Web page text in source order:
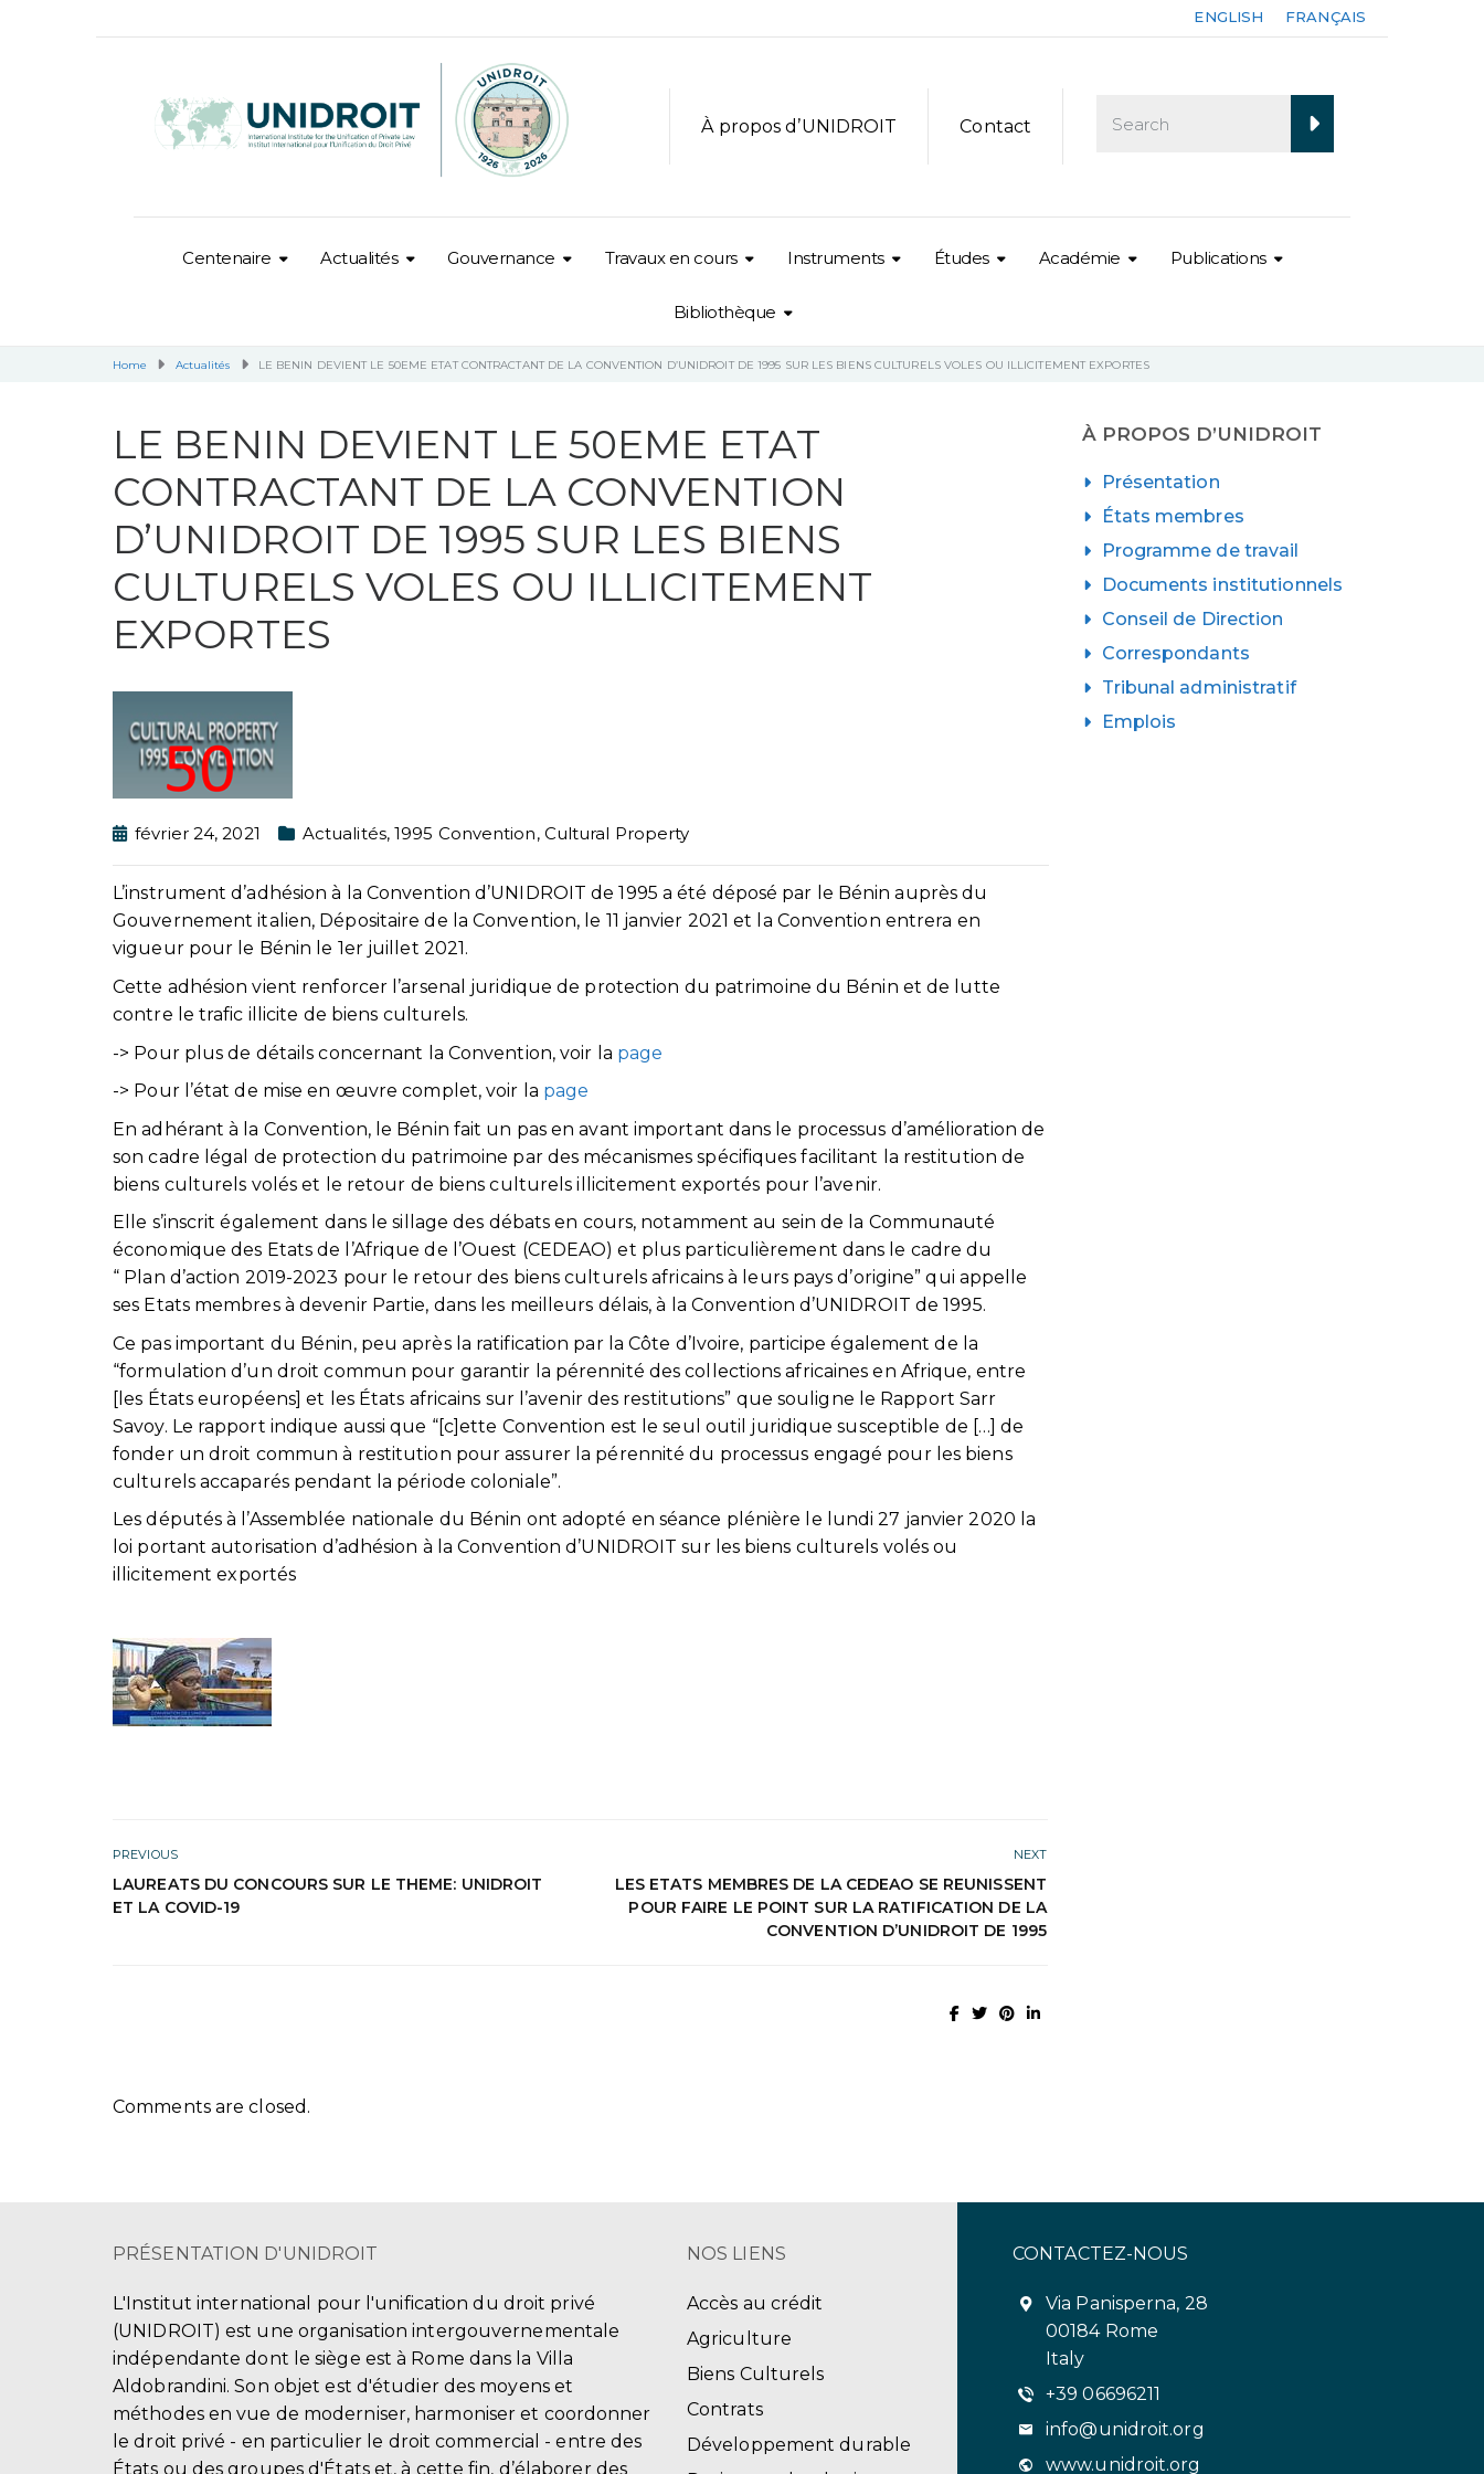
ENGLISH FRANÇAIS
À propos d’UNIDROIT Contact
Centenaire Actualités Gouvernance Travaux en cours Instruments Études Académie Publications
Bibliothèque
Home Actualités LE BENIN DEVIENT LE 50EME ETAT CONTRACTANT DE LA CONVENTION D’UNIDROIT DE 1995 SUR LES BIENS CULTURELS VOLES OU ILLICITEMENT EXPORTES
LE BENIN DEVIENT LE 50EME ETAT
CONTRACTANT DE LA CONVENTION
D’UNIDROIT DE 1995 SUR LES BIENS
CULTURELS VOLES OU ILLICITEMENT
EXPORTES
février 24, 2021 Actualités,1995 Convention, Cultural Property
L’instrument d’adhésion à la Convention d’UNIDROIT de 1995 a été déposé par le Bénin auprès du
Gouvernement italien, Dépositaire de la Convention, le 11 janvier 2021 et la Convention entrera en
vigueur pour le Bénin le 1er juillet 2021.
Cette adhésion vient renforcer l’arsenal juridique de protection du patrimoine du Bénin et de lutte
contre le trafic illicite de biens culturels.
-> Pour plus de détails concernant la Convention, voir la page
-> Pour l’état de mise en œuvre complet, voir la page
En adhérant à la Convention, le Bénin fait un pas en avant important dans le processus d’amélioration de
son cadre légal de protection du patrimoine par des mécanismes spécifiques facilitant la restitution de
biens culturels volés et le retour de biens culturels illicitement exportés pour l’avenir.
Elle s’inscrit également dans le sillage des débats en cours, notamment au sein de la Communauté
économique des Etats de l’Afrique de l’Ouest (CEDEAO) et plus particulièrement dans le cadre du
“ Plan d’action 2019-2023 pour le retour des biens culturels africains à leurs pays d’origine” qui appelle
ses Etats membres à devenir Partie, dans les meilleurs délais, à la Convention d’UNIDROIT de 1995.
Ce pas important du Bénin, peu après la ratification par la Côte d’Ivoire, participe également de la
“formulation d’un droit commun pour garantir la pérennité des collections africaines en Afrique, entre
[les États européens] et les États africains sur l’avenir des restitutions” que souligne le Rapport Sarr
Savoy. Le rapport indique aussi que “[c]ette Convention est le seul outil juridique susceptible de […] de
fonder un droit commun à restitution pour assurer la pérennité du processus engagé pour les biens
culturels accaparés pendant la période coloniale”.
Les députés à l’Assemblée nationale du Bénin ont adopté en séance plénière le lundi 27 janvier 2020 la
loi portant autorisation d’adhésion à la Convention d’UNIDROIT sur les biens culturels volés ou
illicitement exportés
PREVIOUS
LAUREATS DU CONCOURS SUR LE THEME: UNIDROIT
ET LA COVID-19
NEXT
LES ETATS MEMBRES DE LA CEDEAO SE REUNISSENT
POUR FAIRE LE POINT SUR LA RATIFICATION DE LA
CONVENTION D’UNIDROIT DE 1995
Comments are closed.
À PROPOS D’UNIDROIT
Présentation
États membres
Programme de travail
Documents institutionnels
Conseil de Direction
Correspondants
Tribunal administratif
Emplois
PRÉSENTATION D'UNIDROIT
L'Institut international pour l'unification du droit privé
(UNIDROIT) est une organisation intergouvernementale
indépendante dont le siège est à Rome dans la Villa
Aldobrandini. Son objet est d'étudier des moyens et
méthodes en vue de moderniser, harmoniser et coordonner
le droit privé - en particulier le droit commercial - entre des
États ou des groupes d'États et, à cette fin, d’élaborer des
NOS LIENS
Accès au crédit
Agriculture
Biens Culturels
Contrats
Développement durable
CONTACTEZ-NOUS
Via Panisperna, 28
00184 Rome
Italy
+39 06696211
info@unidroit.org
www.unidroit.org